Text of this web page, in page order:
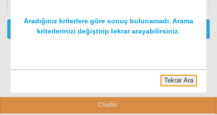
ARA
Charter
Aradığınız kriterlere göre sonuç bulunamadı. Arama
kriterlerinizi değiştirip tekrar arayabilirsiniz.
Tekrar Ara